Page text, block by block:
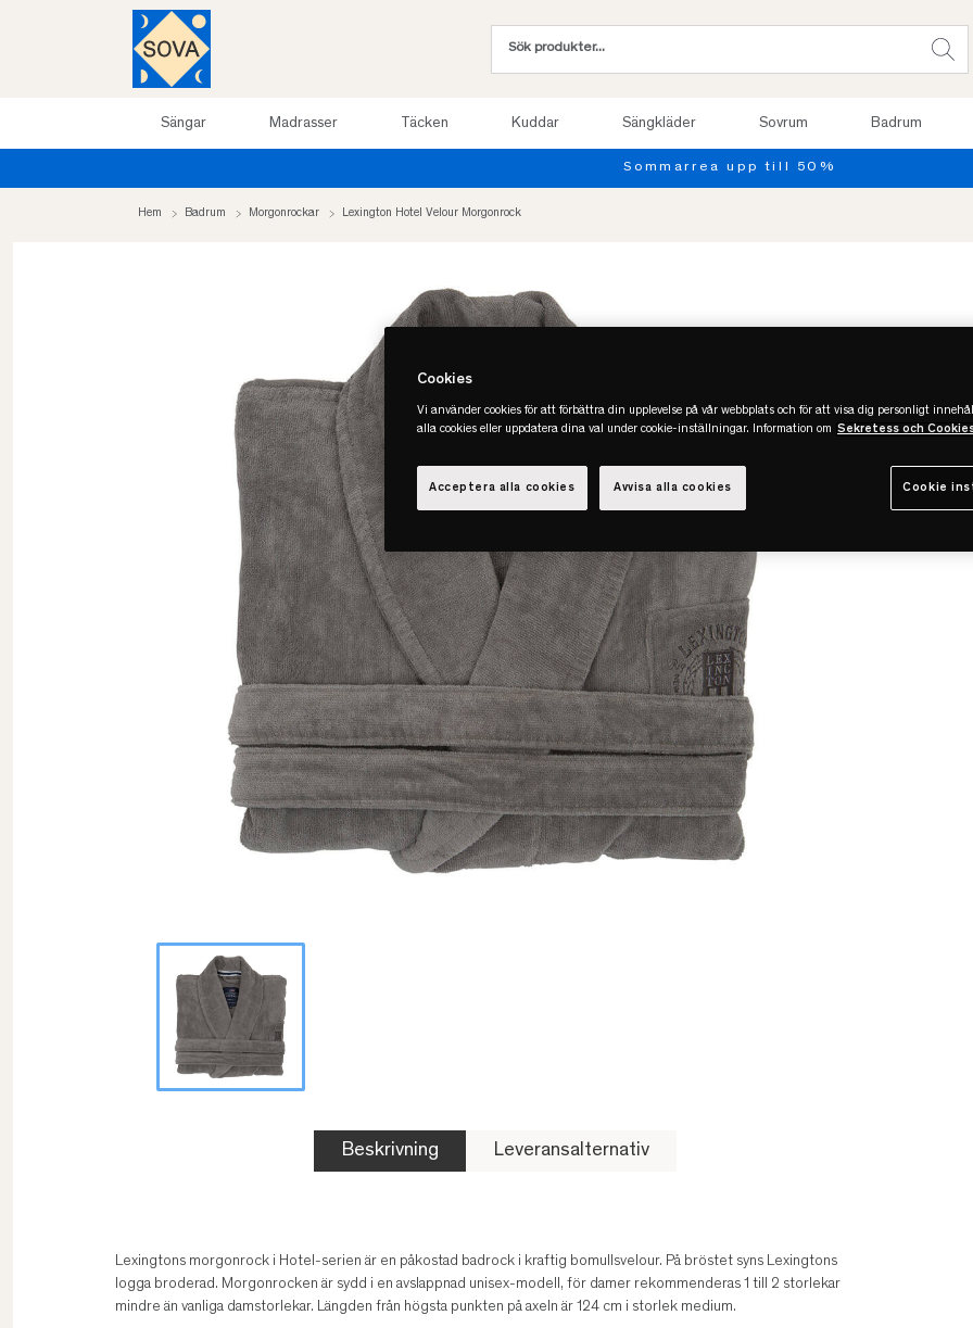
Sängar Madrasser Täcken Kuddar Sängkläder Sovrum Badrum
Sommarrea upp till 50%
Hem Badrum Morgonrockar Lexington Hotel Velour Morgonrock
Beskrivning Leveransalternativ
Lexingtons morgonrock i Hotel-serien är en påkostad badrock i kraftig bomullsvelour. På bröstet syns Lexingtons
logga broderad. Morgonrocken är sydd i en avslappnad unisex-modell, för damer rekommenderas 1 till 2 storlekar
mindre än vanliga damstorlekar. Längden från högsta punkten på axeln är 124 cm i storlek medium.
Cookies
Vi använder cookies för att förbättra din upplevelse på vår webbplats och för att visa dig personligt
alla cookies eller uppdatera dina val under cookie-inställningar. Information om Sekretess och
Cookie
Avvisa alla cookies
Acceptera alla cookies